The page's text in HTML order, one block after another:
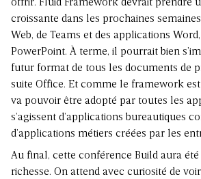
offrir. Fluid Framework devrait prendre
croissante dans les prochaines
Web, de Teams et des applications
PowerPoint. À terme, il pourrait bien
futur format de tous les documents de
suite Office. Et comme le framework
va pouvoir être adopté par toutes les
s’agissent d’applications bureautiques
d’applications métiers créées par les
Au final, cette conférence Build aura été
richesse. On attend avec curiosité de